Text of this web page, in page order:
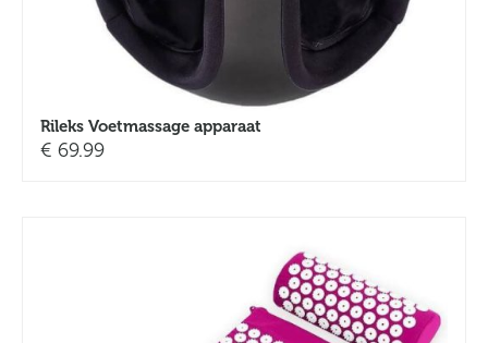
Rileks Voetmassage apparaat
€ 69.99